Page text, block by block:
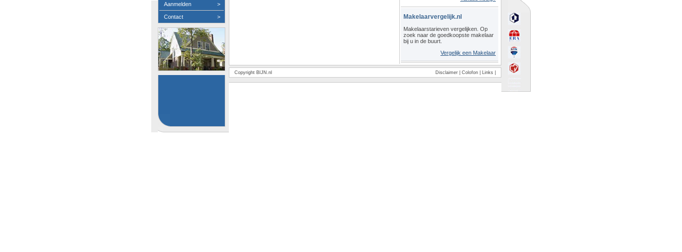
Aanmelden >
Contact > Makelaarvergelijk.nl
Makelaarstarieven vergelijken. Op
zoek naar de goedkoopste makelaar
bij u in de buurt.
Vergelijk een Makelaar
Copyright BIJN.nl Disclaimer Colofon Links